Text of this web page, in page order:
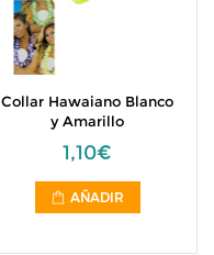
Collar Hawaiano Blanco
y Amarillo
1,10€
AÑADIR